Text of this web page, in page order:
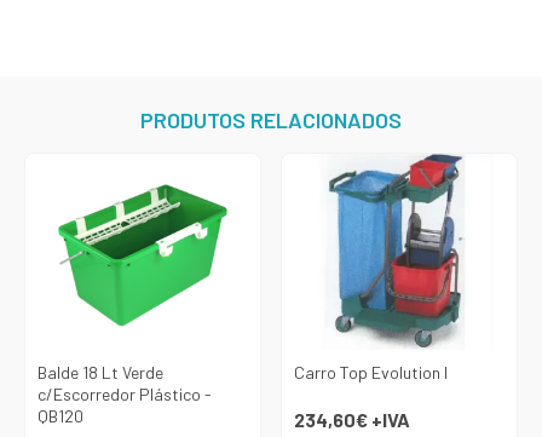
PRODUTOS RELACIONADOS
Balde 18 Lt Verde
c/Escorredor Plástico -
QB120
Carro Top Evolution I
234,60€ +IVA